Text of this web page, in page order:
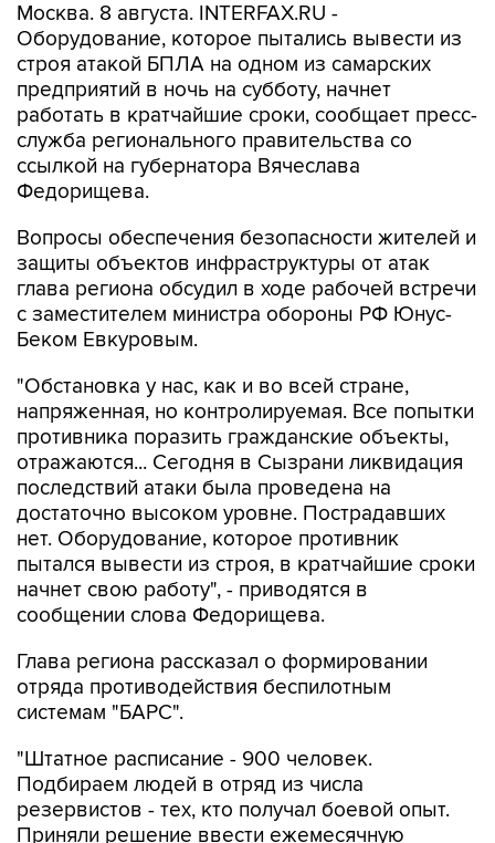
Москва. 8 августа. INTERFAX.RU -
Оборудование, которое пытались вывести из
строя атакой БПЛА на одном из самарских
предприятий в ночь на субботу, начнет
работать в кратчайшие сроки, сообщает пресс-
служба регионального правительства со
ссылкой на губернатора Вячеслава
Федорищева.
Вопросы обеспечения безопасности жителей и
защиты объектов инфраструктуры от атак
глава региона обсудил в ходе рабочей встречи
с заместителем министра обороны РФ Юнус-
Беком Евкуровым.
"Обстановка у нас, как и во всей стране,
напряженная, но контролируемая. Все попытки
противника поразить гражданские объекты,
отражаются... Сегодня в Сызрани ликвидация
последствий атаки была проведена на
достаточно высоком уровне. Пострадавших
нет. Оборудование, которое противник
пытался вывести из строя, в кратчайшие сроки
начнет свою работу", - приводятся в
сообщении слова Федорищева.
Глава региона рассказал о формировании
отряда противодействия беспилотным
системам "БАРС".
"Штатное расписание - 900 человек.
Подбираем людей в отряд из числа
резервистов - тех, кто получал боевой опыт.
Приняли решение ввести ежемесячную